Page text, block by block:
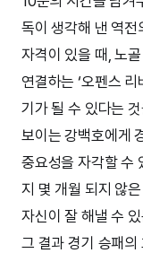
독이 생각해 낸 역전
자격이 있을 때, 노
연결하는 ‘오펜스
기가 될 수 있다는
보이는 강백호에게
중요성을 자각할 수
지 몇 개월 되지 않
자신이 잘 해낼 수
그 결과 경기 승패